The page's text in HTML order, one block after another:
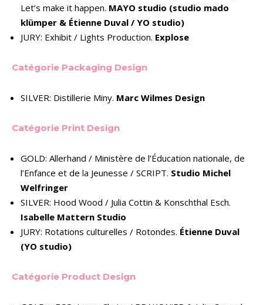
Let’s make it happen. MAYO studio (studio mado
klümper & Étienne Duval / YO studio)
JURY: Exhibit / Lights Production. Explose
Catégorie Packaging Design
SILVER: Distillerie Miny. Marc Wilmes Design
Catégorie Print Design
GOLD: Allerhand / Ministère de l’Éducation nationale, de
l’Enfance et de la Jeunesse / SCRIPT. Studio Michel
Welfringer
SILVER: Hood Wood / Julia Cottin & Konschthal Esch.
Isabelle Mattern Studio
JURY: Rotations culturelles / Rotondes. Étienne Duval
(YO studio)
Catégorie Product Design